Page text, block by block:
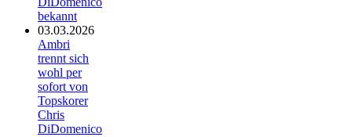
bekannt
03.03.2026
Ambri
trennt sich
wohl per
sofort von
Topskorer
Chris
DiDomenico